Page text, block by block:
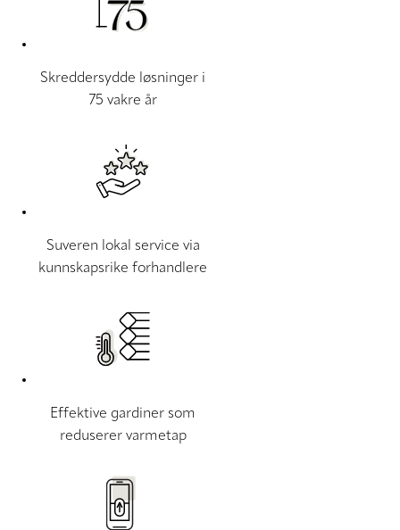
Skreddersydde løsninger i
75 vakre år
Suveren lokal service via
kunnskapsrike forhandlere
Effektive gardiner som
reduserer varmetap